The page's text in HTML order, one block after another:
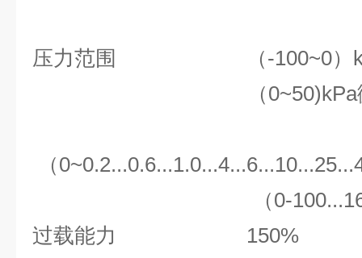
压力范围 （-100~0）
（0~50)kPa微
（
（0-100...160）
过载能力 150%